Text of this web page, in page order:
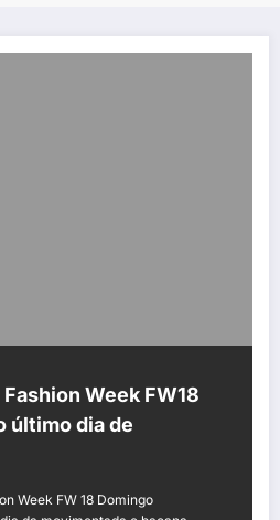
Week FW18
último dia de
Week FW 18 Domingo